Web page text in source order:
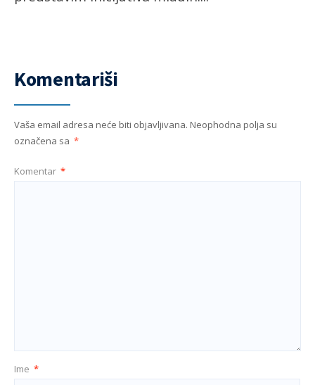
Komentariši
Vaša email adresa neće biti objavljivana. Neophodna polja su
označena sa *
Komentar *
Ime *